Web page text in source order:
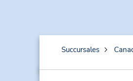
Succursales